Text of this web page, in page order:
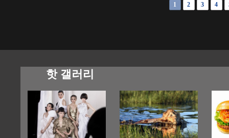
1 2 3 4
핫 갤러리